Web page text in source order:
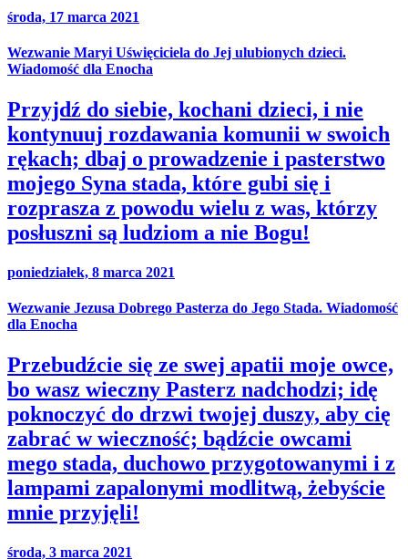
środa, 17 marca 2021
Wezwanie Maryi Uświęciciela do Jej ulubionych dzieci.
Wiadomość dla Enocha
Przyjdź do siebie, kochani dzieci, i nie
kontynuuj rozdawania komunii w swoich
rękach; dbaj o prowadzenie i pasterstwo
mojego Syna stada, które gubi się i
rozprasza z powodu wielu z was, którzy
posłuszni są ludziom a nie Bogu!
poniedziałek, 8 marca 2021
Wezwanie Jezusa Dobrego Pasterza do Jego Stada. Wiadomość
dla Enocha
Przebudźcie się ze swej apatii moje owce,
bo wasz wieczny Pasterz nadchodzi; idę
poknoczyć do drzwi twojej duszy, aby cię
zabrać w wieczność; bądźcie owcami
mego stada, duchowo przygotowanymi i z
lampami zapalonymi modlitwą, żebyście
mnie przyjęli!
środa, 3 marca 2021